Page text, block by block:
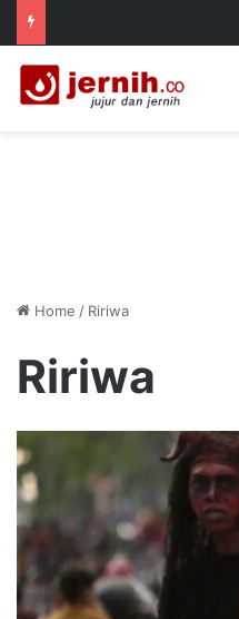
Home / Ririwa
Ririwa